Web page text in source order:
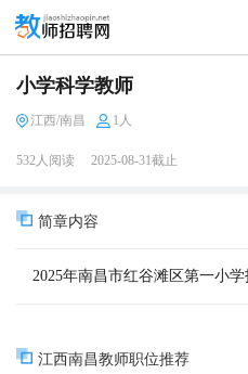
小学科学教师
江西/南昌 1人
532人阅读 2025-08-31截止
简章内容
2025年南昌市红谷滩区第一小学
江西南昌教师职位推荐